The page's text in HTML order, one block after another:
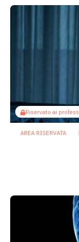
Riservato ai
AREA RISERVATA